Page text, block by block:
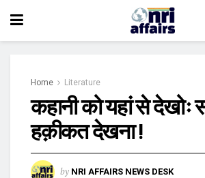
Home Literature
कहानी को यहां से देखोः
हक़ीकत देखना !
by NRI AFFAIRS NEWS DESK